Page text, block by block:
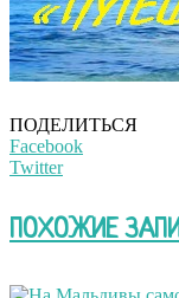
ПОДЕЛИТЬСЯ
Facebook
Twitter
ПОХОЖИЕ